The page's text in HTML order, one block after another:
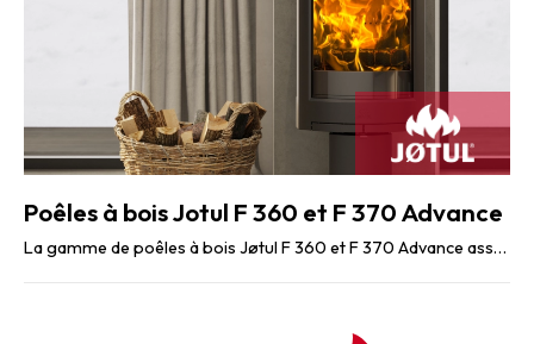
Poêles à bois Jotul F 360 et F 370 Advance
La gamme de poêles à bois Jøtul F 360 et F 370 Advance associe design contemporain et ...